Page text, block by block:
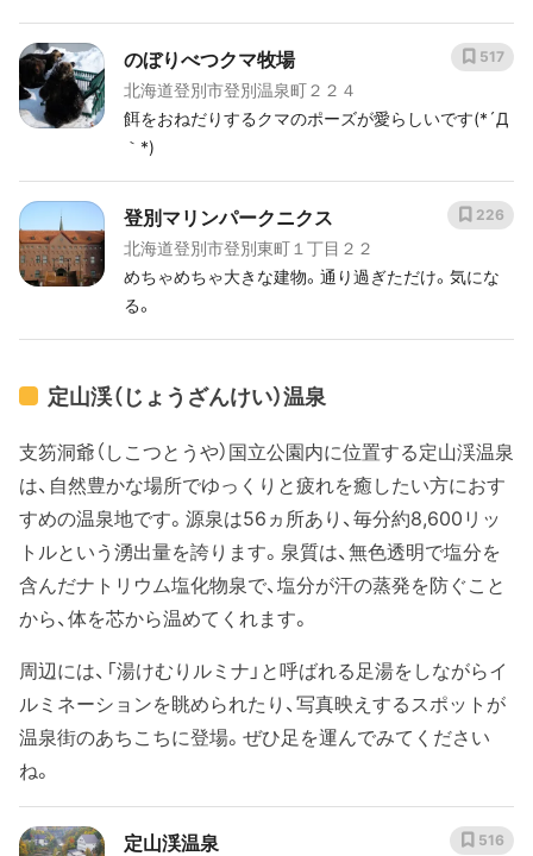
のぼりべつクマ牧場
北海道登別市登別温泉町２２４
餌をおねだりするクマのポーズが愛らしいです(*´Д
｀*)
517
登別マリンパークニクス
北海道登別市登別東町１丁目２２
めちゃめちゃ大きな建物。通り過ぎただけ。気にな
る。
226
定山渓（じょうざんけい）温泉
支笏洞爺（しこつとうや）国立公園内に位置する定山渓温泉
は、自然豊かな場所でゆっくりと疲れを癒したい方におす
すめの温泉地です。源泉は56ヵ所あり、毎分約8,600リッ
トルという湧出量を誇ります。泉質は、無色透明で塩分を
含んだナトリウム塩化物泉で、塩分が汗の蒸発を防ぐこと
から、体を芯から温めてくれます。
周辺には、「湯けむりルミナ」と呼ばれる足湯をしながらイ
ルミネーションを眺められたり、写真映えするスポットが
温泉街のあちこちに登場。ぜひ足を運んでみてください
ね。
定山渓温泉 516